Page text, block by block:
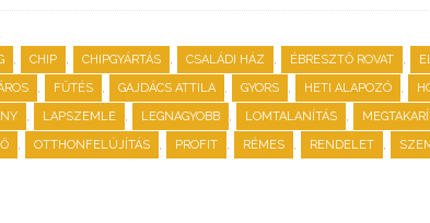
, CHIP , CHIPGYÁRTÁS , CSALÁDI HÁZ , ÉBRESZTŐ ROVAT ,
, FŰTÉS , GAJDÁCS ATTILA , GYORS , HETI ALAPOZÓ ,
, LAPSZEMLE , LEGNAGYOBB , LOMTALANÍTÁS ,
, OTTHONFELÚJÍTÁS , PROFIT , RÉMES , RENDELET ,